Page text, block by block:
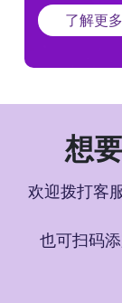
了解更多
想
欢迎拨打客
也可扫码